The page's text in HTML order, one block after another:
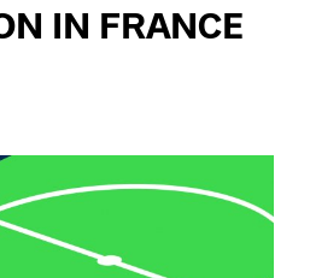
IN FRANCE